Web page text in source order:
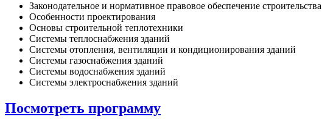
Законодательное и нормативное правовое обеспечение строительства
Особенности проектирования
Основы строительной теплотехники
Системы теплоснабжения зданий
Системы отопления, вентиляции и кондиционирования зданий
Системы газоснабжения зданий
Системы водоснабжения зданий
Системы электроснабжения зданий
Посмотреть программу